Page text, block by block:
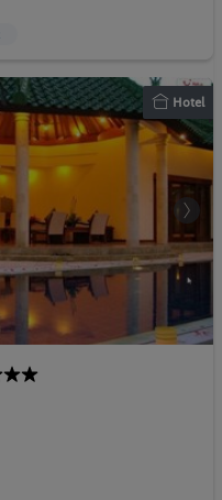
Hotel